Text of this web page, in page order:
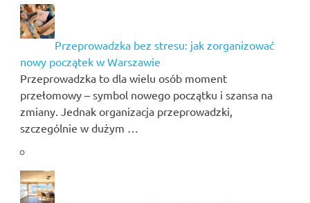
Przeprowadzka bez stresu: jak zorganizować
nowy początek w Warszawie
Przeprowadzka to dla wielu osób moment
przełomowy – symbol nowego początku i szansa na
zmiany. Jednak organizacja przeprowadzki,
szczególnie w dużym …